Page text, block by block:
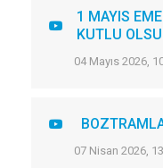
1 MAYIS
KUTLU
04 Mayıs 2026,
07 Nisan 2026,